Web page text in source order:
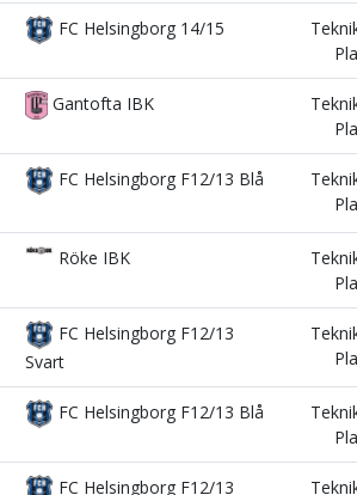
FC Helsingborg 14/15
Gantofta IBK
FC Helsingborg F12/13 Blå
Röke IBK
FC Helsingborg F12/13
Svart
FC Helsingborg F12/13 Blå
FC Helsingborg F12/13